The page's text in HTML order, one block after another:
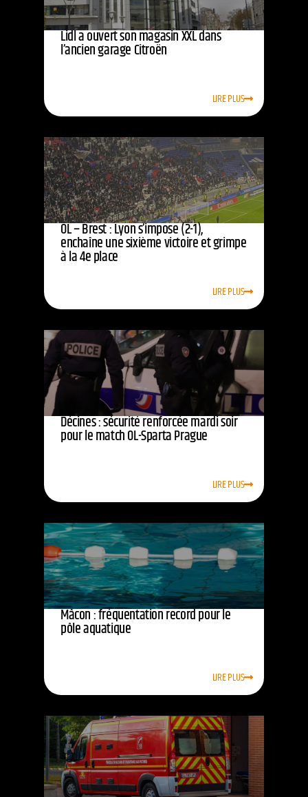
Lidl a ouvert son magasin XXL dans
l’ancien garage Citroën
LIRE PLUS
OL – Brest : Lyon s’impose (2-1),
enchaîne une sixième victoire et grimpe
à la 4e place
LIRE PLUS
Décines : sécurité renforcée mardi soir
pour le match OL-Sparta Prague
LIRE PLUS
Mâcon : fréquentation record pour le
pôle aquatique
LIRE PLUS